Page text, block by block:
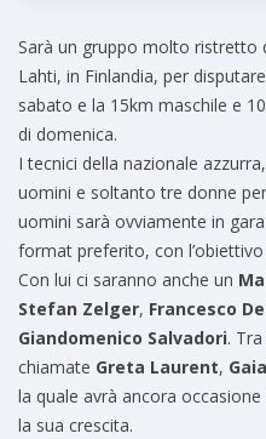
Sarà un gruppo molto ristretto
Lahti, in Finlandia, per
sabato e la 15km maschile e
di domenica.
I tecnici della nazionale
uomini e soltanto tre donne
uomini sarà ovviamente in gara
format preferito, con l’obiettivo
Con lui ci saranno anche un
Stefan Zelger, Francesco
Giandomenico Salvadori.
chiamate Greta Laurent,
la quale avrà ancora
la sua crescita.